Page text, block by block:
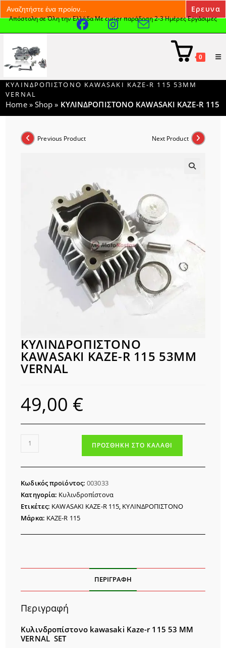
Search
for:
Skip
to
content
Απόστολη σε Όλη την Ελλάδα Με curier παράδοση 2-3 Ημέρες Εργάσιμες
0
ΚΥΛΙΝΔΡΟΠΙΣΤΟΝΟ KAWASAKI KAZE-R 115 53MM
VERNAL
Home» Shop » ΚΥΛΙΝΔΡΟΠΙΣΤΟΝΟ KAWASAKI KAZE-R 115
Previous Product Next Product
ΚΥΛΙΝΔΡΟΠΙΣΤΟΝΟ
KAWASAKI KAZE-R 115 53MM
VERNAL
49,00 €
ΚΥΛΙΝΔΡΟΠΙΣΤΟΝΟ
KAZE-
115
53MM
VERNAL
ΠΡΟΣΘΉΚΗ ΣΤΟ ΚΑΛΆΘΙ
Κωδικός προϊόντος:003033
Κατηγορία: Κυλινδροπίστονα
Ετικέτες: KAWASAKI KAZE-R 115 ΚΥΛΙΝΔΡΟΠΙΣΤΟΝΟ
Μάρκα: KAZE-R 115
ΠΕΡΙΓΡΑΦΉ
Περιγραφή
Κυλινδροπίστονο kawasaki Kaze-r 115 53 MM
VERNAL SET